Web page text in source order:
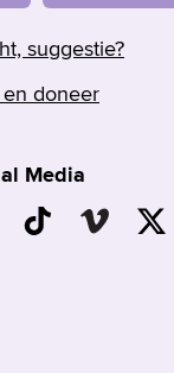
suggestie?
doneer
Media